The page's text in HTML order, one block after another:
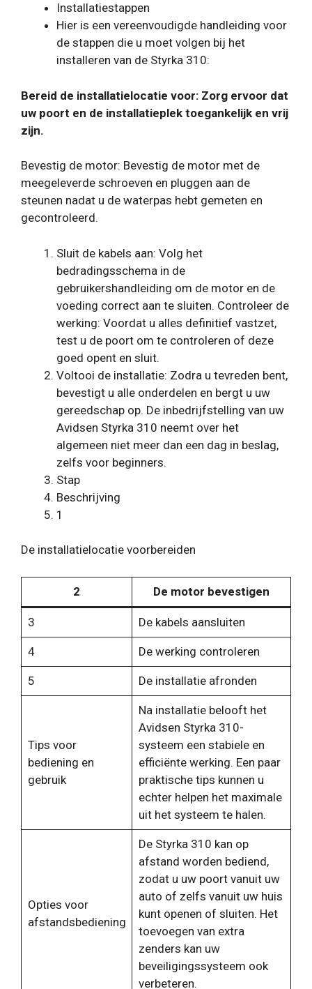
Installatiestappen
Hier is een vereenvoudigde handleiding voor
de stappen die u moet volgen bij het
installeren van de Styrka 310:
Bereid de installatielocatie voor: Zorg ervoor dat
uw poort en de installatieplek toegankelijk en vrij
zijn.
Bevestig de motor: Bevestig de motor met de
meegeleverde schroeven en pluggen aan de
steunen nadat u de waterpas hebt gemeten en
gecontroleerd.
Sluit de kabels aan: Volg het
bedradingsschema in de
gebruikershandleiding om de motor en de
voeding correct aan te sluiten. Controleer de
werking: Voordat u alles definitief vastzet,
test u de poort om te controleren of deze
goed opent en sluit.
Voltooi de installatie: Zodra u tevreden bent,
bevestigt u alle onderdelen en bergt u uw
gereedschap op. De inbedrijfstelling van uw
Avidsen Styrka 310 neemt over het
algemeen niet meer dan een dag in beslag,
zelfs voor beginners.
Stap
Beschrijving
1
De installatielocatie voorbereiden
2 De motor bevestigen
3 De kabels aansluiten
4 De werking controleren
5 De installatie afronden
Tips voor
bediening en
gebruik
Na installatie belooft het
Avidsen Styrka 310-
systeem een ​​stabiele en
efficiënte werking. Een paar
praktische tips kunnen u
echter helpen het maximale
uit het systeem te halen.
Opties voor
afstandsbediening
De Styrka 310 kan op
afstand worden bediend,
zodat u uw poort vanuit uw
auto of zelfs vanuit uw huis
kunt openen of sluiten. Het
toevoegen van extra
zenders kan uw
beveiligingssysteem ook
verbeteren.